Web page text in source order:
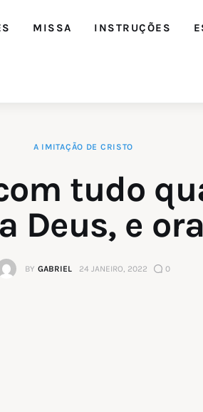
MISSA INSTRUÇÕES
A IMITAÇÃO DE CRISTO
tudo
Deus, e
BY GABRIEL 24 JANEIRO, 2022 0